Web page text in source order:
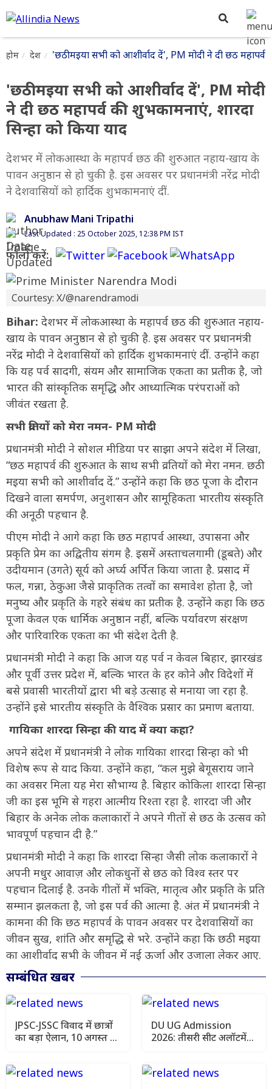
होम देश 'छठी मइया सभी को आशीर्वाद दें', PM मोदी ने दी छठ महापर्व
'छठी मइया सभी को आशीर्वाद दें', PM मोदी
ने दी छठ महापर्व की शुभकामनाएं, शारदा
सिन्हा को किया याद
देशभर में लोकआस्था के महापर्व छठ की शुरुआत नहाय-खाय के
पावन अनुष्ठान से हो चुकी है. इस अवसर पर प्रधानमंत्री नरेंद्र मोदी
ने देशवासियों को हार्दिक शुभकामनाएं दीं.
Anubhaw Mani Tripathi
Last Updated : 25 October 2025, 12:38 PM IST
फॉलो करें:
Courtesy: X/@narendramodi
Bihar: देशभर में लोकआस्था के महापर्व छठ की शुरुआत नहाय-
खाय के पावन अनुष्ठान से हो चुकी है. इस अवसर पर प्रधानमंत्री
नरेंद्र मोदी ने देशवासियों को हार्दिक शुभकामनाएं दीं. उन्होंने कहा
कि यह पर्व सादगी, संयम और सामाजिक एकता का प्रतीक है, जो
भारत की सांस्कृतिक समृद्धि और आध्यात्मिक परंपराओं को
जीवंत रखता है.
सभी व्रतियों को मेरा नमन- PM मोदी
प्रधानमंत्री मोदी ने सोशल मीडिया पर साझा अपने संदेश में लिखा,
“छठ महापर्व की शुरुआत के साथ सभी व्रतियों को मेरा नमन. छठी
मइया सभी को आशीर्वाद दें.” उन्होंने कहा कि छठ पूजा के दौरान
दिखने वाला समर्पण, अनुशासन और सामूहिकता भारतीय संस्कृति
की अनूठी पहचान है.
पीएम मोदी ने आगे कहा कि छठ महापर्व आस्था, उपासना और
प्रकृति प्रेम का अद्वितीय संगम है. इसमें अस्ताचलगामी (डूबते) और
उदीयमान (उगते) सूर्य को अर्घ्य अर्पित किया जाता है. प्रसाद में
फल, गन्ना, ठेकुआ जैसे प्राकृतिक तत्वों का समावेश होता है, जो
मनुष्य और प्रकृति के गहरे संबंध का प्रतीक है. उन्होंने कहा कि छठ
पूजा केवल एक धार्मिक अनुष्ठान नहीं, बल्कि पर्यावरण संरक्षण
और पारिवारिक एकता का भी संदेश देती है.
प्रधानमंत्री मोदी ने कहा कि आज यह पर्व न केवल बिहार, झारखंड
और पूर्वी उत्तर प्रदेश में, बल्कि भारत के हर कोने और विदेशों में
बसे प्रवासी भारतीयों द्वारा भी बड़े उत्साह से मनाया जा रहा है.
उन्होंने इसे भारतीय संस्कृति के वैश्विक प्रसार का प्रमाण बताया.
गायिका शारदा सिन्हा की याद में क्या कहा?
अपने संदेश में प्रधानमंत्री ने लोक गायिका शारदा सिन्हा को भी
विशेष रूप से याद किया. उन्होंने कहा, “कल मुझे बेगूसराय जाने
का अवसर मिला यह मेरा सौभाग्य है. बिहार कोकिला शारदा सिन्हा
जी का इस भूमि से गहरा आत्मीय रिश्ता रहा है. शारदा जी और
बिहार के अनेक लोक कलाकारों ने अपने गीतों से छठ के उत्सव को
भावपूर्ण पहचान दी है.”
प्रधानमंत्री मोदी ने कहा कि शारदा सिन्हा जैसी लोक कलाकारों ने
अपनी मधुर आवाज़ और लोकधुनों से छठ को विश्व स्तर पर
पहचान दिलाई है. उनके गीतों में भक्ति, मातृत्व और प्रकृति के प्रति
सम्मान झलकता है, जो इस पर्व की आत्मा है. अंत में प्रधानमंत्री ने
कामना की कि छठ महापर्व के पावन अवसर पर देशवासियों का
जीवन सुख, शांति और समृद्धि से भरे. उन्होंने कहा कि छठी मइया
का आशीर्वाद सभी के जीवन में नई ऊर्जा और उजाला लेकर आए.
सम्बंधित खबर
JPSC-JSSC विवाद में छात्रों
का बड़ा ऐलान, 10 अगस्त को
DU UG Admission
2026: तीसरी सीट अलॉटमेंट